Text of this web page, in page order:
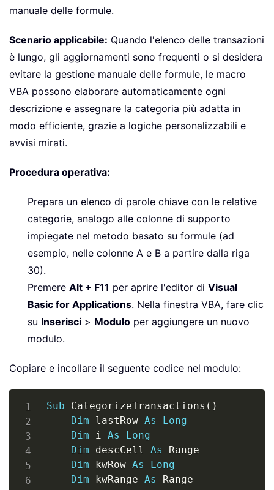
manuale delle formule.
Scenario applicabile: Quando l'elenco delle transazioni
è lungo, gli aggiornamenti sono frequenti o si desidera
evitare la gestione manuale delle formule, le macro
VBA possono elaborare automaticamente ogni
descrizione e assegnare la categoria più adatta in
modo efficiente, grazie a logiche personalizzabili e
avvisi mirati.
Procedura operativa:
Prepara un elenco di parole chiave con le relative
categorie, analogo alle colonne di supporto
impiegate nel metodo basato su formule (ad
esempio, nelle colonne A e B a partire dalla riga
30).
Premere Alt + F11 per aprire l'editor di Visual
Basic for Applications. Nella finestra VBA, fare clic
su Inserisci > Modulo per aggiungere un nuovo
modulo.
Copiare e incollare il seguente codice nel modulo:
Sub CategorizeTransactions ( )
Dim lastRow As
Long
Dim i As
Long
Dim descCell As Range
Dim kwRow As
Long
Dim kwRange As Range